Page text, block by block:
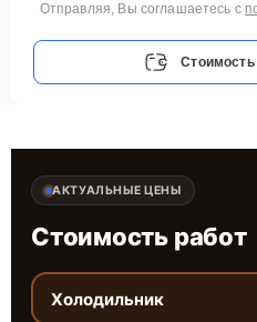
Отправляя, Вы соглашаетесь с
Стоимость
АКТУАЛЬНЫЕ ЦЕНЫ
Стоимость работ
Холодильник